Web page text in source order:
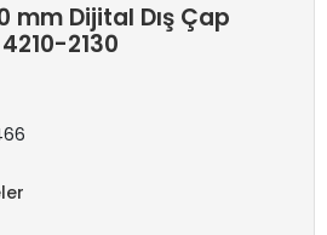
mm Dijital Dış Çap
2130